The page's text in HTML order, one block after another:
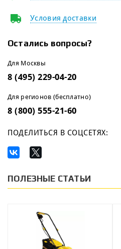
Условия доставки
Остались вопросы?
Для Москвы
8 (495) 229-04-20
Для регионов (бесплатно)
8 (800) 555-21-60
ПОДЕЛИТЬСЯ В СОЦСЕТЯХ:
ПОЛЕЗНЫЕ СТАТЬИ